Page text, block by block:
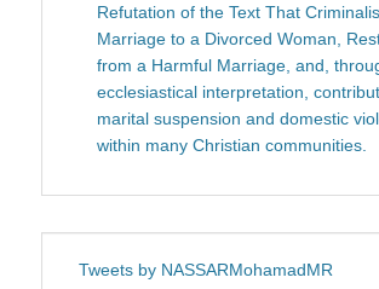
Refutation of the Text That
Marriage to a Divorced Woman,
from a Harmful Marriage, and,
ecclesiastical interpretation,
marital suspension and domestic
within many Christian communities.
Tweets by NASSARMohamadMR